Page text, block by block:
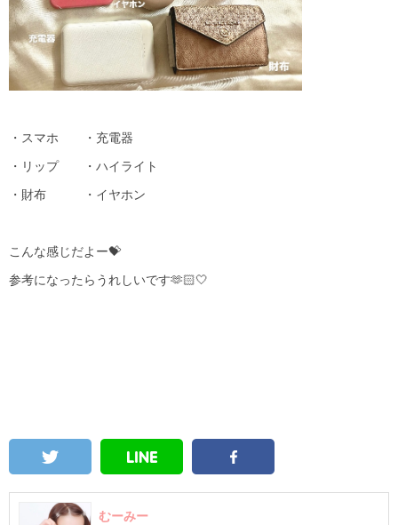
・スマホ ・充電器
・リップ ・ハイライト
・財布 ・イヤホン
こんな感じだよー💝
参考になったらうれしいです🫶🏻🤍
むーみー